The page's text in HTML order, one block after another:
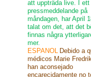
att uppträda live. I ett
pressmeddelande på
måndagen, har April
talat om det, att det
finnas några
mer.
ESPANOL Debido a
médicos Marie
han aconsejado
encarecidamente no